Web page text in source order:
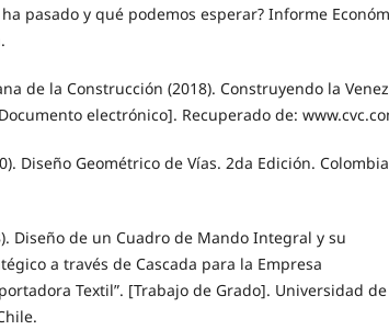
pasado y qué podemos esperar? Informe
de la Construcción (2018). Construyendo la
electrónico]. Recuperado de:
Diseño Geométrico de Vías. 2da Edición.
Diseño de un Cuadro de Mando Integral y su
a través de Cascada para la Empresa
Textil”. [Trabajo de Grado]. Universidad de